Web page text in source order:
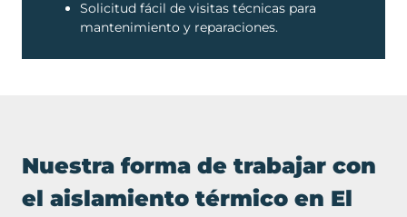
Solicitud fácil de visitas técnicas para
mantenimiento y reparaciones.
Nuestra forma de trabajar con
el aislamiento térmico en El